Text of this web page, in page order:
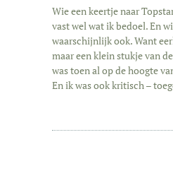
Wie een keertje naar
vast wel wat ik bedoel. En
waarschijnlijk ook. Want
maar een klein stukje van
was toen al op de hoogte
En ik was ook kritisch –